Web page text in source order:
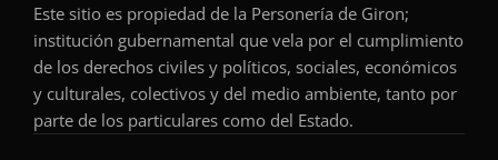
Este sitio es propiedad de la Personería de Giron;
institución gubernamental que vela por el cumplimiento
de los derechos civiles y políticos, sociales, económicos
y culturales, colectivos y del medio ambiente, tanto por
parte de los particulares como del Estado.